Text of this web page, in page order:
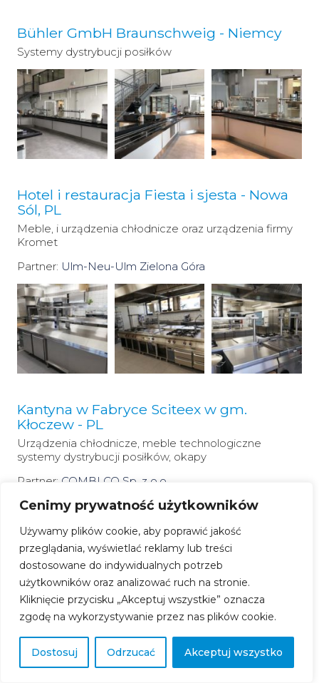
Cenimy prywatność użytkowników
Używamy plików cookie, aby poprawić jakość
przeglądania, wyświetlać reklamy lub treści
dostosowane do indywidualnych potrzeb
użytkowników oraz analizować ruch na stronie.
Kliknięcie przycisku „Akceptuj wszystkie” oznacza
zgodę na wykorzystywanie przez nas plików cookie.
Dostosuj Odrzucać Akceptuj wszystko
Bühler GmbH Braunschweig - Niemcy
Systemy dystrybucji posiłków
Hotel i restauracja Fiesta i sjesta - Nowa
Sól, PL
Meble, i urządzenia chłodnicze oraz urządzenia firmy
Kromet
Partner: Ulm-Neu-Ulm Zielona Góra
Kantyna w Fabryce Sciteex w gm.
Kłoczew - PL
Urządzenia chłodnicze, meble technologiczne
systemy dystrybucji posiłków, okapy
Partner: COMBI CO Sp. z o.o.
Obiekt Haguneau - Francja